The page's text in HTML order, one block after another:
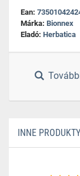
Ean:
Márka: Bionnex
Eladó: Herbatica
INNE